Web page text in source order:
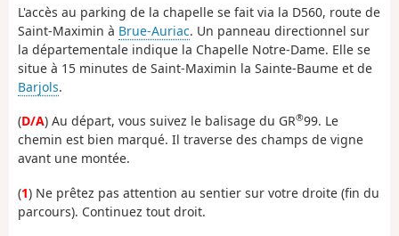
L'accès au parking de la chapelle se fait via la D560, route de
Saint-Maximin à Brue-Auriac. Un panneau directionnel sur
la départementale indique la Chapelle Notre-Dame. Elle se
situe à 15 minutes de Saint-Maximin la Sainte-Baume et de
Barjols.
(D/A) Au départ, vous suivez le balisage du GR®99. Le
chemin est bien marqué. Il traverse des champs de vigne
avant une montée.
(1) Ne prêtez pas attention au sentier sur votre droite (fin du
parcours). Continuez tout droit.